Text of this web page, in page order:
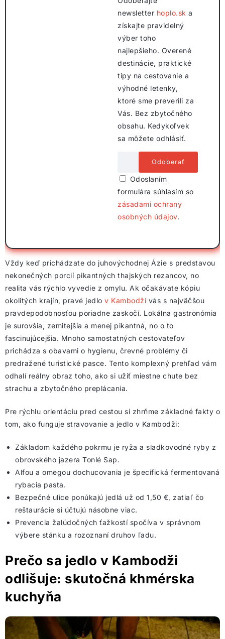
newsletter hoplo.sk a
získajte pravidelný
výber toho
najlepšieho. Overené
destinácie, praktické
tipy na cestovanie a
výhodné letenky,
ktoré sme preverili za
Vás. Bez zbytočného
obsahu. Kedykoľvek
sa môžete odhlásiť.
Odoslaním
formulára súhlasím so
zásadami ochrany
osobných údajov.
Vždy keď prichádzate do juhovýchodnej Ázie s predstavou
nekonečných porcií pikantných thajských rezancov, no
realita vás rýchlo vyvedie z omylu. Ak očakávate kópiu
okolitých krajín, pravé jedlo v Kambodži vás s najväčšou
pravdepodobnosťou poriadne zaskočí. Lokálna gastronómia
je surovšia, zemitejšia a menej pikantná, no o to
fascinujúcejšia. Mnoho samostatných cestovateľov
prichádza s obavami o hygienu, črevné problémy či
predražené turistické pasce. Tento komplexný prehľad vám
odhalí reálny obraz toho, ako si užiť miestne chute bez
strachu a zbytočného preplácania.
Pre rýchlu orientáciu pred cestou si zhrňme základné fakty o
tom, ako funguje stravovanie a jedlo v Kambodži:
Základom každého pokrmu je ryža a sladkovodné ryby z
obrovského jazera Tonlé Sap.
Alfou a omegou dochucovania je špecifická fermentovaná
rybacia pasta.
Bezpečné ulice ponúkajú jedlá už od 1,50 €, zatiaľ čo
reštaurácie si účtujú násobne viac.
Prevencia žalúdočných ťažkostí spočíva v správnom
výbere stánku a rozoznaní druhov ľadu.
Prečo sa jedlo v Kambodži
odlišuje: skutočná khmérska
kuchyňa